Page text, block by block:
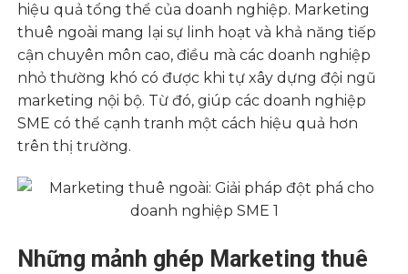
hiệu quả tổng thể của doanh nghiệp. Marketing
thuê ngoài mang lại sự linh hoạt và khả năng tiếp
cận chuyên môn cao, điều mà các doanh nghiệp
nhỏ thường khó có được khi tự xây dựng đội ngũ
marketing nội bộ. Từ đó, giúp các doanh nghiệp
SME có thể cạnh tranh một cách hiệu quả hơn
trên thị trường.
Những mảnh ghép Marketing thuê